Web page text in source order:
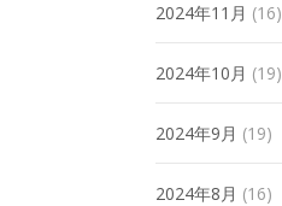
2024年11月 (16)
2024年10月 (19)
2024年9月 (19)
2024年8月 (16)